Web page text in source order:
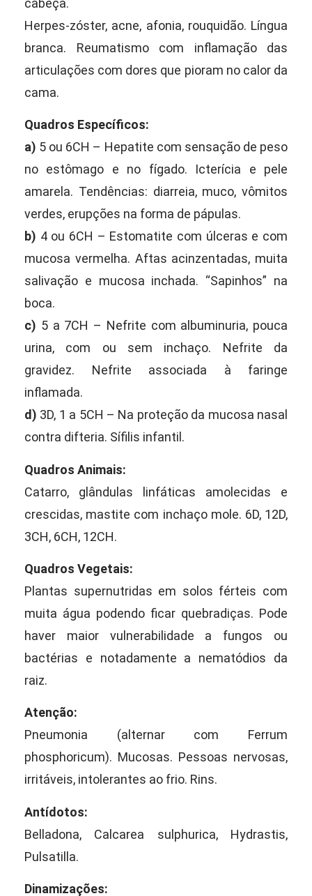
cabeça.
Herpes-zóster, acne, afonia, rouquidão. Língua
branca. Reumatismo com inflamação das
articulações com dores que pioram no calor da
cama.
Quadros Específicos:
a) 5 ou 6CH – Hepatite com sensação de peso
no estômago e no fígado. Icterícia e pele
amarela. Tendências: diarreia, muco, vômitos
verdes, erupções na forma de pápulas.
b) 4 ou 6CH – Estomatite com úlceras e com
mucosa vermelha. Aftas acinzentadas, muita
salivação e mucosa inchada. “Sapinhos” na
boca.
c) 5 a 7CH – Nefrite com albuminuria, pouca
urina, com ou sem inchaço. Nefrite da
gravidez. Nefrite associada à faringe
inflamada.
d) 3D, 1 a 5CH – Na proteção da mucosa nasal
contra difteria. Sífilis infantil.
Quadros Animais:
Catarro, glândulas linfáticas amolecidas e
crescidas, mastite com inchaço mole. 6D, 12D,
3CH, 6CH, 12CH.
Quadros Vegetais:
Plantas supernutridas em solos férteis com
muita água podendo ficar quebradiças. Pode
haver maior vulnerabilidade a fungos ou
bactérias e notadamente a nematódios da
raiz.
Atenção:
Pneumonia (alternar com Ferrum
phosphoricum). Mucosas. Pessoas nervosas,
irritáveis, intolerantes ao frio. Rins.
Antídotos:
Belladona, Calcarea sulphurica, Hydrastis,
Pulsatilla.
Dinamizações: